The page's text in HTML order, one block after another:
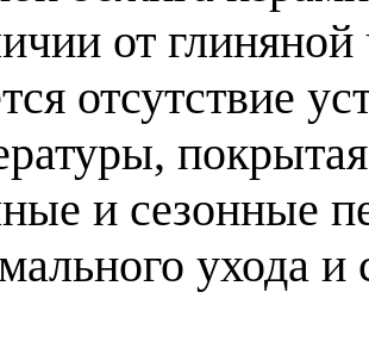
от
отсутствие
и сезонные
ухода и